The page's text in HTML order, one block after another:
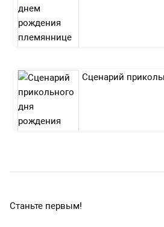
Сценарий
Станьте первым!